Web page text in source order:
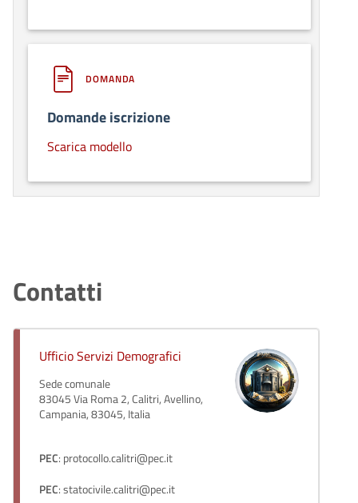
DOMANDA
Domande iscrizione
Scarica modello
Contatti
Ufficio Servizi Demografici
Sede comunale
83045 Via Roma 2, Calitri, Avellino,
Campania, 83045, Italia
PEC: protocollo.calitri@pec.it
PEC: statocivile.calitri@pec.it